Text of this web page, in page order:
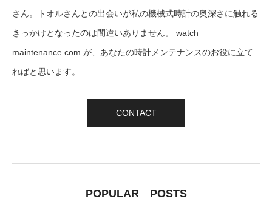
さん。トオルさんとの出会いが私の機械式時計の奥深さに触れる
きっかけとなったのは間違いありません。 watch
maintenance.com が、あなたの時計メンテナンスのお役に立て
ればと思います。
CONTACT
POPULAR POSTS